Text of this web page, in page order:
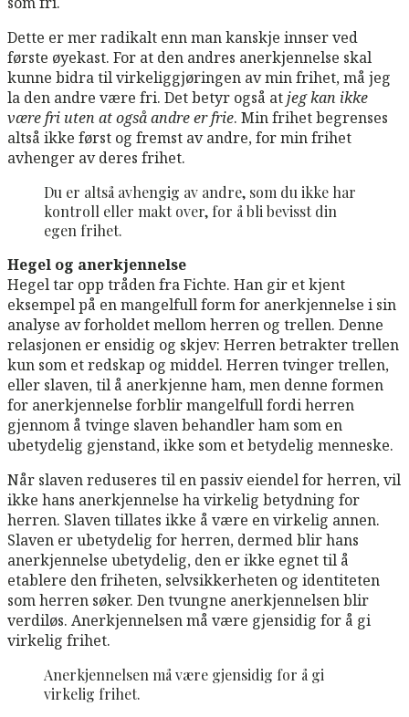
Dette er mer radikalt enn man kanskje innser ved
første øyekast. For at den andres anerkjennelse skal
kunne bidra til virkeliggjøringen av min frihet, må jeg
la den andre være fri. Det betyr også atjeg kan ikke
være fri uten at også andre er frie. Min frihet begrenses
altså ikke først og fremst av andre, for min frihet
avhenger av deres frihet.
Du er altså avhengig av andre, som du ikke har
kontroll eller makt over, for å bli bevisst din
egen frihet.
Hegel og anerkjennelse
Hegel tar opp tråden fra Fichte. Han gir et kjent
eksempel på en mangelfull form for anerkjennelse i sin
analyse av forholdet mellom herren og trellen. Denne
relasjonen er ensidig og skjev: Herren betrakter trellen
kun som et redskap og middel. Herren tvinger trellen,
eller slaven, til å anerkjenne ham, men denne formen
for anerkjennelse forblir mangelfull fordi herren
gjennom å tvinge slaven behandler ham som en
ubetydelig gjenstand, ikke som et betydelig menneske.
Når slaven reduseres til en passiv eiendel for herren, vil
ikke hans anerkjennelse ha virkelig betydning for
herren. Slaven tillates ikke å være en virkelig annen.
Slaven er ubetydelig for herren, dermed blir hans
anerkjennelse ubetydelig, den er ikke egnet til å
etablere den friheten, selvsikkerheten og identiteten
som herren søker. Den tvungne anerkjennelsen blir
verdiløs. Anerkjennelsen må være gjensidig for å gi
virkelig frihet.
Anerkjennelsen må være gjensidig for å gi
virkelig frihet.